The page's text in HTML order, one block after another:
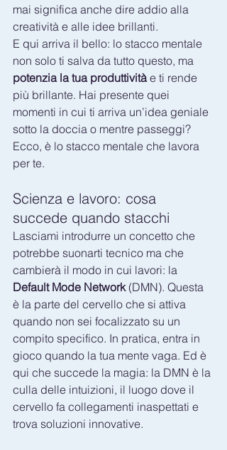
mai significa anche dire addio alla
creatività e alle idee brillanti.
E qui arriva il bello: lo stacco mentale
non solo ti salva da tutto questo, ma
potenzia la tua produttività e ti rende
più brillante. Hai presente quei
momenti in cui ti arriva un’idea geniale
sotto la doccia o mentre passeggi?
Ecco, è lo stacco mentale che lavora
per te.
Scienza e lavoro: cosa
succede quando stacchi
Lasciami introdurre un concetto che
potrebbe suonarti tecnico ma che
cambierà il modo in cui lavori: la
Default Mode Network (DMN). Questa
è la parte del cervello che si attiva
quando non sei focalizzato su un
compito specifico. In pratica, entra in
gioco quando la tua mente vaga. Ed è
qui che succede la magia: la DMN è la
culla delle intuizioni, il luogo dove il
cervello fa collegamenti inaspettati e
trova soluzioni innovative.